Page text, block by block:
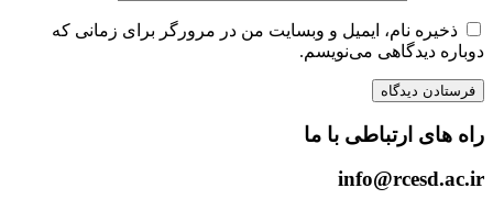
ذخیره نام، ایمیل و وبسایت من در مرورگر برای زمانی که
دوباره دیدگاهی می‌نویسم.
راه های ارتباطی با ما
info@rcesd.ac.ir​